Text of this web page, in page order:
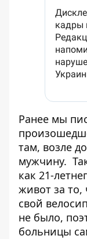
Ранее мы
там, возле
мужчину.
как 21-
живот за то,
свой
не было,
больницы